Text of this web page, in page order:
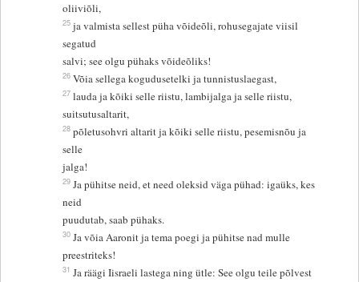
oliiviõli,
25 ja valmista sellest püha võideõli, rohusegajate viisil
segatud
salvi; see olgu pühaks võideõliks!
26 Võia sellega kogudusetelki ja tunnistuslaegast,
27 lauda ja kõiki selle riistu, lambijalga ja selle riistu,
suitsutusaltarit,
28 põletusohvri altarit ja kõiki selle riistu, pesemisnõu ja
selle
jalga!
29 Ja pühitse neid, et need oleksid väga pühad: igaüks, kes
neid
puudutab, saab pühaks.
30 Ja võia Aaronit ja tema poegi ja pühitse nad mulle
preestriteks!
31 Ja räägi Iisraeli lastega ning ütle: See olgu teile põlvest